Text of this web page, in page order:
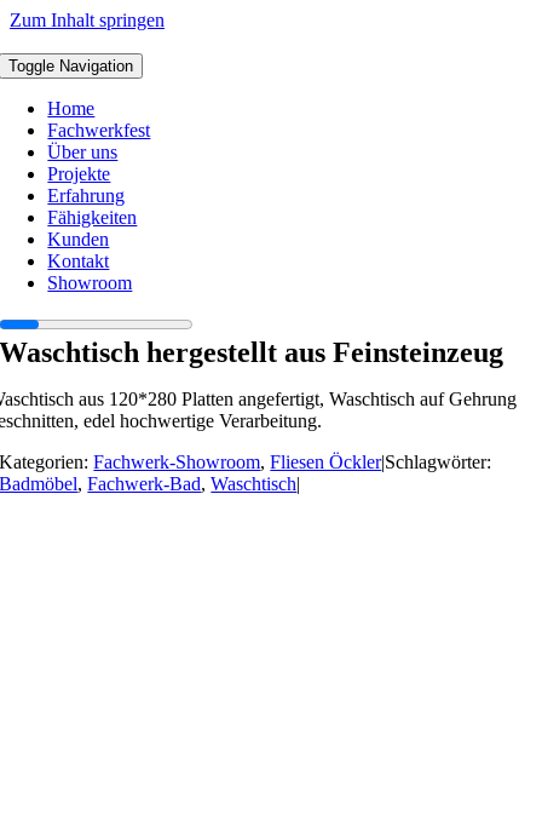
Zum Inhalt springen
Toggle Navigation
Home
Fachwerkfest
Über uns
Projekte
Erfahrung
Fähigkeiten
Kunden
Kontakt
Showroom
Waschtisch hergestellt aus Feinsteinzeug
aus 120*280 Platten angefertigt, Waschtisch auf Gehrung
edel hochwertige Verarbeitung.
Kategorien:Fachwerk-Showroom,Fliesen Öckler|Schlagwörter:
Badmöbel,Fachwerk-Bad,Waschtisch|